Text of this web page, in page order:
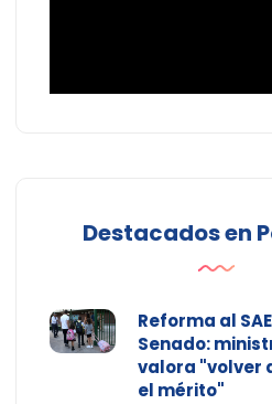
Destacados en
Reforma al
Senado:
valora "volver
el mérito"